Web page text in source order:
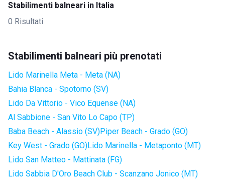
Stabilimenti balneari in Italia
0 Risultati
Stabilimenti balneari più prenotati
Lido Marinella Meta - Meta (NA)
Bahia Blanca - Spotorno (SV)
Lido Da Vittorio - Vico Equense (NA)
Al Sabbione - San Vito Lo Capo (TP)
Baba Beach - Alassio (SV)Piper Beach - Grado (GO)
Key West - Grado (GO)Lido Marinella - Metaponto (MT)
Lido San Matteo - Mattinata (FG)
Lido Sabbia D'Oro Beach Club - Scanzano Jonico (MT)